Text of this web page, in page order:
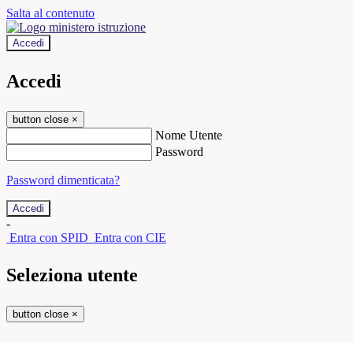
Salta al contenuto
Accedi
Accedi
button close ×
Nome Utente
Password
Password dimenticata?
-
Entra con SPID Entra con CIE
Seleziona utente
button close ×